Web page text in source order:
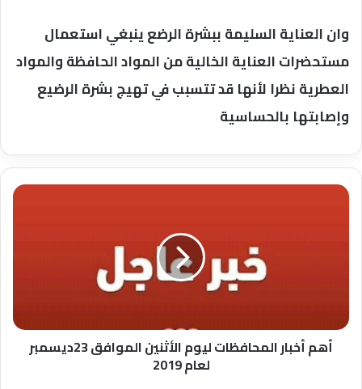
وان العناية السليمة ببشرة الرضع ينبغي استعمال
مستحضرات العناية الخالية من المواد الحافظة والمواد
العطرية نظرا لأنها قد تتسبب في تهيج بشرة الرضيع
وإصابتها بالحساسية
أهم
2019
أهم أخبار المحافظات ليوم الأثنين الموافق 23ديسمبر
لعام 2019